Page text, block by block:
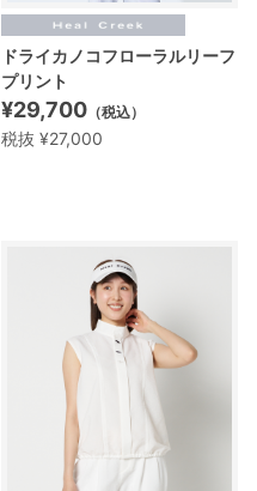
ドライカノコフローラルリーフ
プリント
¥29,700 （税込）
税抜 ¥27,000